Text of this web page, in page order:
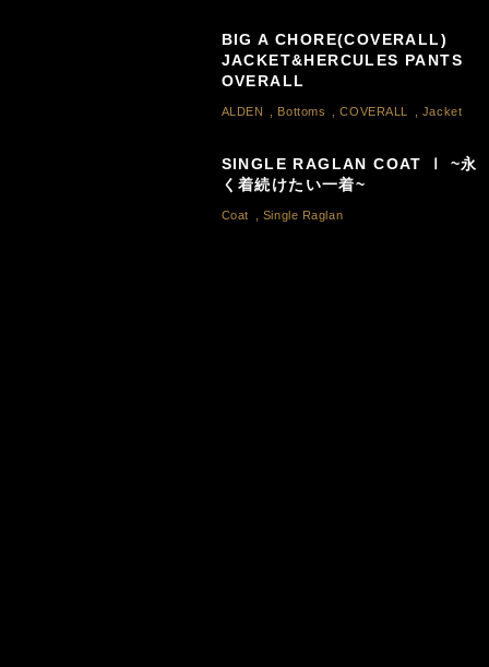
BIG A CHORE(COVERALL)
JACKET&HERCULES PANTS
OVERALL
ALDEN Bottoms ,COVERALL Jacket
SINGLE RAGLAN COAT Ⅰ ~永
く着続けたい一着~
Coat Single Raglan